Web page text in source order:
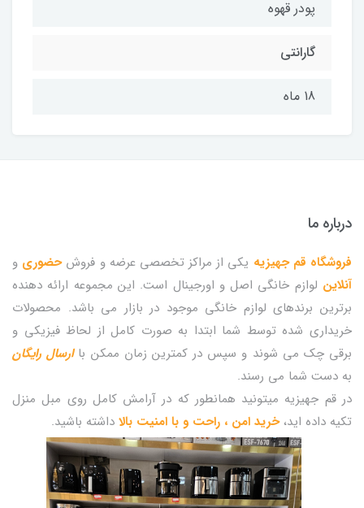
پودر قهوه
گارانتی
18 ماه
درباره ما
فروشگاه قم جهیزیه یکی از مراکز تخصصی عرضه و فروشحضوری و
آنلاین لوازم خانگی اصل و اورجینال است. این مجموعه ارائه دهنده
برترین برندهای لوازم خانگی موجود در بازار می باشد. محصولات
خریداری شده توسط شما ابتدا به صورت کامل از لحاظ فیزیکی و
برقی چک می شوند و سپس در کمترین زمان ممکن با ارسال رایگان
به دست شما می رسند.
در قم جهیزیه میتونید همانطور که در آرامش کامل روی مبل منزل
تکیه داده اید،خرید امن ، راحت و با امنیت بالا داشته باشید.